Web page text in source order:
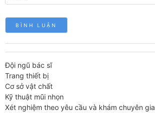
Đội ngũ bác sĩ
Trang thiết bị
Cơ sở vật chất
Kỹ thuật mũi nhọn
Xét nghiệm theo yêu cầu và khám chuyên gia